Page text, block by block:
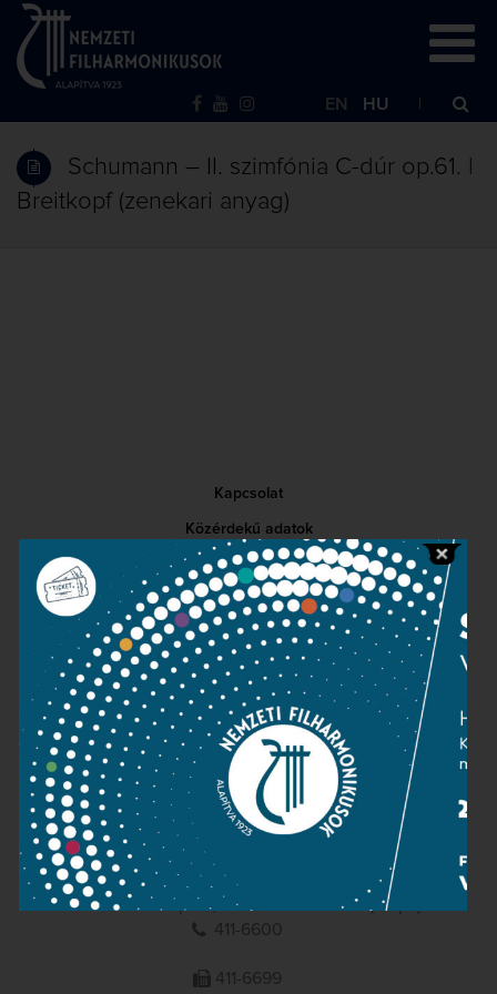
EN HU
Schumann – II. szimfónia C-dúr op.61. |
Breitkopf (zenekari anyag)
Kapcsolat
Közérdekű adatok
Sajtószoba
Adatvédelem
Impresszum
NEMZETI
FILHARMONIKUSOK
1095 Budapest, Komor Marcell u. 1. (Müpa)
411-6600
411-6699